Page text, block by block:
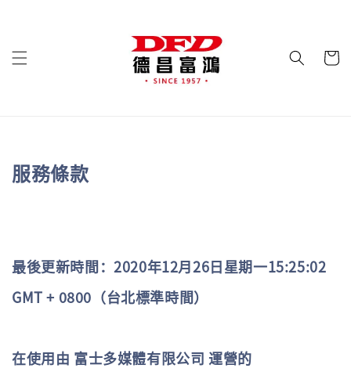
服務條款
最後更新時間：2020年12月26日星期一15:25:02
GMT + 0800（台北標準時間）
在使用由 富士多媒體有限公司 運營的